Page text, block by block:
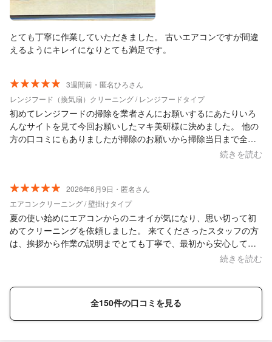
とても丁寧に作業していただきました。 古いエアコンですが間違
えるようにキレイになりとても満足です。
3週間前・匿名ひろさん
レンジフード（換気扇）クリーニング / レンジフードタイプ
初めてレンジフードの掃除を業者さんにお願いするにあたりいろ
んなサイトを見て今回お願いしたマキ美研様に決めました。 他の
方の口コミにもありましたが掃除のお願いから掃除当日まで全て
メールでのやりとりでとてもわかり易くスムーズに進みました。
したいと思います。
続きを読む
2026年6月9日・匿名さん
エアコンクリーニング / 壁掛けタイプ
夏の使い始めにエアコンからのニオイが気になり、思い切って初
めてクリーニングを依頼しました。 来てくださったスタッフの方
は、挨拶から作業の説明までとても丁寧で、最初から安心して任
せることができました。作業中も周りが汚れないよう養生をしっ
なっていたカビ臭さが完全に消えました。 もっと早く頼めば良か
続きを読む
全150件の口コミを見る